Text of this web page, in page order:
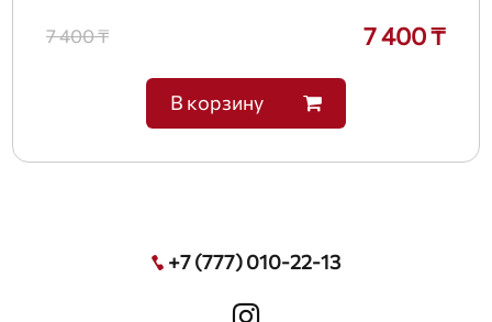
7 400 ₸ 7 400 ₸
В корзину
+7 (777) 010-22-13